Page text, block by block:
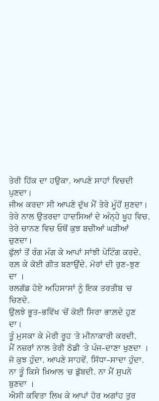
ਤੇਰੀ ਹਿੱਕ ਦਾ ਹਉਕਾ, ਆਪਣੇ ਸਾਹਾਂ ਵਿਚਦੀ
ਪੁਣਦਾ।
ਜੀਅ ਕਰਦਾ ਸੀ ਆਪਣੇ ਦੁੱਖ ਮੈਂ ਤੇਰੇ ਮੂੰਹੋਂ ਸੁਣਦਾ।
ਤੇਰੇ ਨਾਲ ਉਤਰਦਾ ਹਾਦਸਿਆਂ ਦੇ ਅੰਨ੍ਹੇ ਖੂਹ ਵਿਚ,
ਤੇਰੇ ਚਾਨਣ ਵਿਚ ਓਥੋਂ ਕੁਝ ਬਚੀਆਂ ਘੜੀਆਂ
ਚੁਣਦਾ।
ਫੁੱਲਾਂ ਤੋਂ ਰੰਗ ਮੰਗ ਕੇ ਆਪਾਂ ਸਾਂਝੀ ਪੇਟਿੰਗ ਕਰਦੇ,
ਰਲ਼ ਕੇ ਕੋਈ ਗੀਤ ਬਣਾਉਂਦੇ, ਮੋਰਾਂ ਦੀ ਰੁਣ-ਝੁਣ
ਦਾ ।
ਰਲਗੱਡ ਹੋਏ ਅਹਿਸਾਸਾਂ ਨੂੰ ਇਕ ਤਰਤੀਬ 'ਚ
ਚਿਣਦੇ,
ਉਲਝੇ ਭੂਤ-ਭਵਿੱਖ 'ਚੋਂ ਕੋਈ ਸਿਰਾ ਭਾਲ਼ਦੇ ਹੁਣ
ਦਾ।
ਤੂੰ ਮੁਸਕਾ ਕੇ ਮੇਰੀ ਰੂਹ 'ਤੇ ਮੀਨਾਕਾਰੀ ਕਰਦੀ,
ਮੈਂ ਨਜ਼ਰਾਂ ਨਾਲ ਤੇਰੀ ਠੋਡੀ 'ਤੇ ਪੰਜ-ਦਾਣਾ ਖੁਣਦਾ ।
ਜੋ ਕੁਝ ਹੁੰਦਾ, ਆਪਣੇ ਸਾਹਵੇਂ, ਸਿੱਧਾ-ਸਾਦਾ ਹੁੰਦਾ,
ਨਾ ਤੂੰ ਕਿਸੇ ਖ਼ਿਆਲ 'ਚ ਡੁੱਬਦੀ, ਨਾ ਮੈਂ ਸੁਪਨੇ
ਬੁਣਦਾ ।
ਐਸੀ ਕਵਿਤਾ ਲਿਖ ਕੇ ਆਪਾਂ ਹੋਰ ਅਗਾਂਹ ਤੁਰ